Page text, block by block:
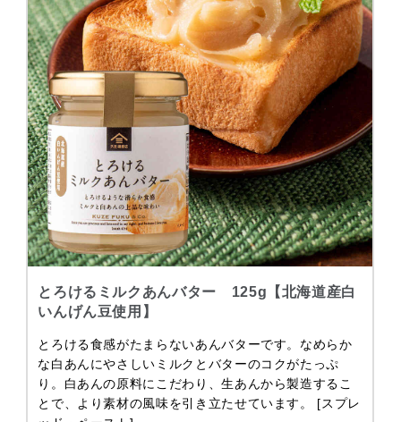
とろけるミルクあんバター 125g【北海道産白
いんげん豆使用】
とろける食感がたまらないあんバターです。なめらか
な白あんにやさしいミルクとバターのコクがたっぷ
り。白あんの原料にこだわり、生あんから製造するこ
とで、より素材の風味を引き立たせています。 [スプレ